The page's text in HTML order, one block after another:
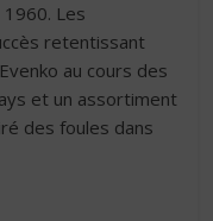
Les
retentissant
au cours des
et un assortiment
des foules dans